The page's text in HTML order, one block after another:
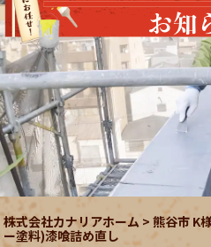
お知
株式会社カナリアホーム >熊谷市 K
ー塗料)漆喰詰め直し